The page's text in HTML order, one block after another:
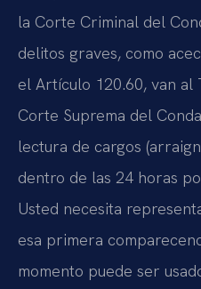
la Corte Criminal del
delitos graves, como
el Artículo 120.60, van al
Corte Suprema del
lectura de cargos
dentro de las 24 horas
Usted necesita
esa primera
momento puede ser